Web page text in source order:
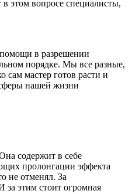
этом вопросе специалисты,
помощи в разрешении
порядке. Мы все разные,
сам мастер готов расти и
сферы нашей жизни
содержит в себе
пролонгации эффекта
не отменял. За
за этим стоит огромная